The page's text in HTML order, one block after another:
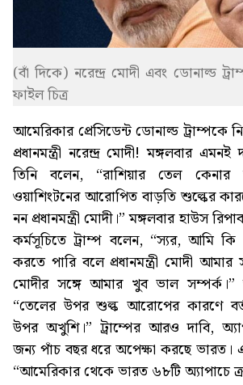
(বাঁ দিকে) নরেন্দ্র মোদী এবং ডোনাল্ড
ফাইল চিত্র
আমেরিকার প্রেসিডেন্ট ডোনাল্ড ট্রাম্পকে
প্রধানমন্ত্রী নরেন্দ্র মোদী! মঙ্গলবার
তিনি বলেন, “রাশিয়ার তেল কেনার
ওয়াশিংটনের আরোপিত বাড়তি শুল্কের
নন প্রধানমন্ত্রী মোদী।” মঙ্গলবার হাউস
কর্মসূচিতে ট্রাম্প বলেন, “স্যর, আমি
করতে পারি বলে প্রধানমন্ত্রী মোদী আমার
মোদীর সঙ্গে আমার খুব ভাল সম্পর্ক।”
“তেলের উপর শুল্ক আরোপের কারণে
উপর অখুশি।” ট্রাম্পের আরও দাবি,
জন্য পাঁচ বছর ধরে অপেক্ষা করছে ভারত।
“আমেরিকার থেকে ভারত ৬৮টি অ্যাপাচে